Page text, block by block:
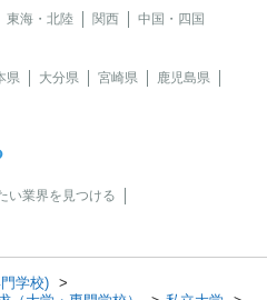
東海・北陸 関西 中国・四国
県 大分県 宮崎県
鹿児島県
い業界を見つける
学校)